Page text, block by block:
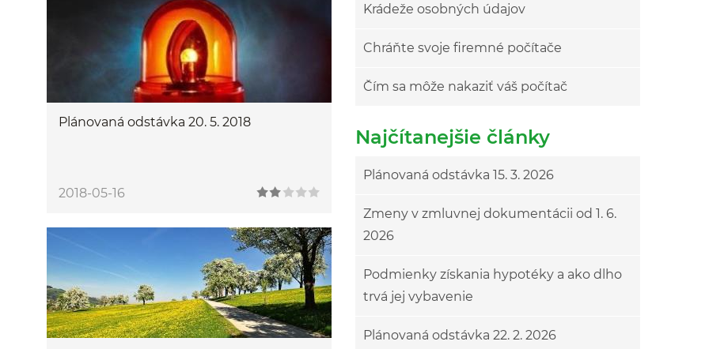
Plánovaná odstávka 20. 5. 2018
2018-05-16
Krádeže osobných údajov
Chráňte svoje firemné počítače
Čím sa môže nakaziť váš počítač
Najčítanejšie články
Plánovaná odstávka 15. 3. 2026
Zmeny v zmluvnej dokumentácii od 1. 6.
2026
Podmienky získania hypotéky a ako dlho
trvá jej vybavenie
Plánovaná odstávka 22. 2. 2026